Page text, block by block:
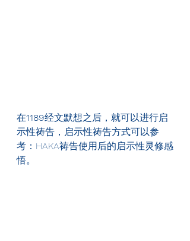
在1189经文默想之后，就可以进行启
示性祷告，启示性祷告方式可以参
考：HAKA祷告使用后的启示性灵修感
悟。